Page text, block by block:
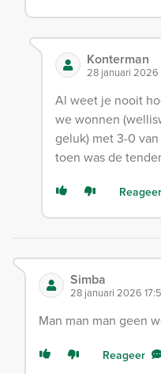
Konterman
28 januari 2026
Al weet je nooit
we wonnen
geluk) met 3-0
toen was de
Reageer
Simba
28 januari 2026
Man man man geen
Reageer